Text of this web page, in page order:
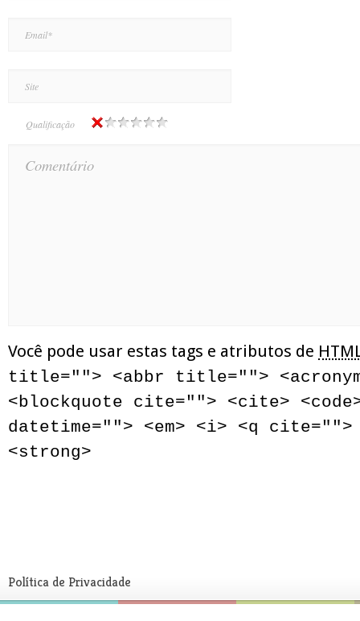
Qualificação
Você pode usar estas tags e atributos de
title=""> <abbr title="">
<blockquote cite=""> <cite>
datetime=""> <em> <i> <q
<strong>
Política de Privacidade